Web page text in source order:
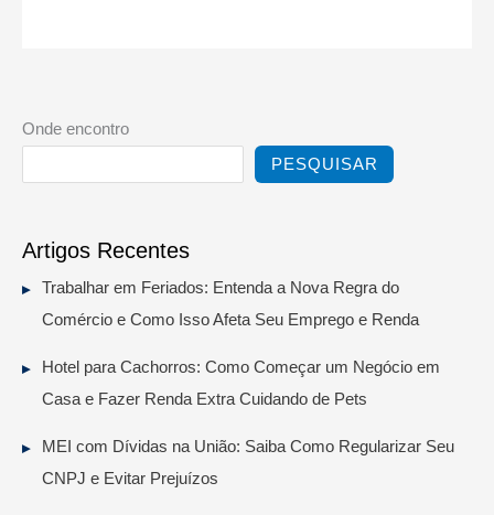
Onde encontro
PESQUISAR
Artigos Recentes
Trabalhar em Feriados: Entenda a Nova Regra do
Comércio e Como Isso Afeta Seu Emprego e Renda
Hotel para Cachorros: Como Começar um Negócio em
Casa e Fazer Renda Extra Cuidando de Pets
MEI com Dívidas na União: Saiba Como Regularizar Seu
CNPJ e Evitar Prejuízos